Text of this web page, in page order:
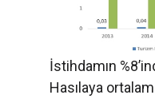
İstihdamın
Hasılaya